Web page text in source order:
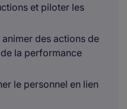
et piloter les
des actions de
la performance
le personnel en lien